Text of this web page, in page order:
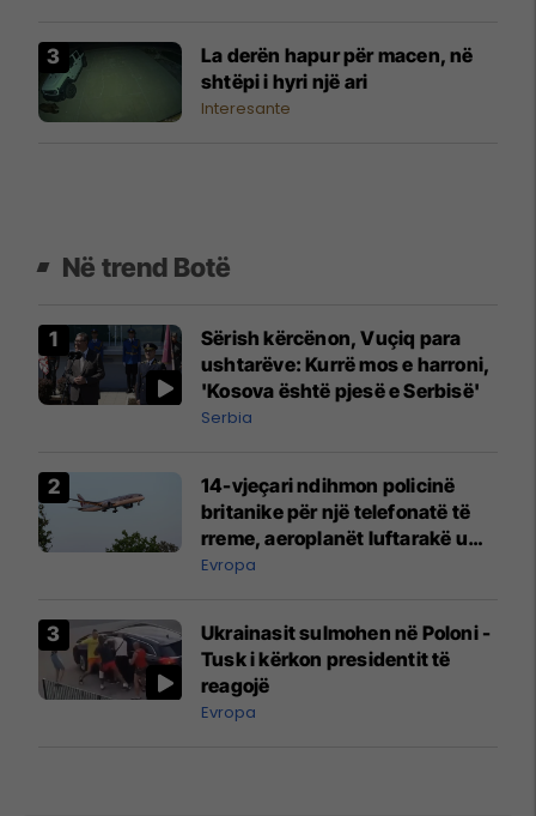
La derën hapur për macen, në
shtëpi i hyri një ari
Interesante
Në trend Botë
Sërish kërcënon, Vuçiq para
ushtarëve: Kurrë mos e harroni,
'Kosova është pjesë e Serbisë'
Serbia
14-vjeçari ndihmon policinë
britanike për një telefonatë të
rreme, aeroplanët luftarakë u
ngritën në ajër për të
Mançesterit
Evropa
Ukrainasit sulmohen në Poloni -
Tusk i kërkon presidentit të
reagojë
Evropa